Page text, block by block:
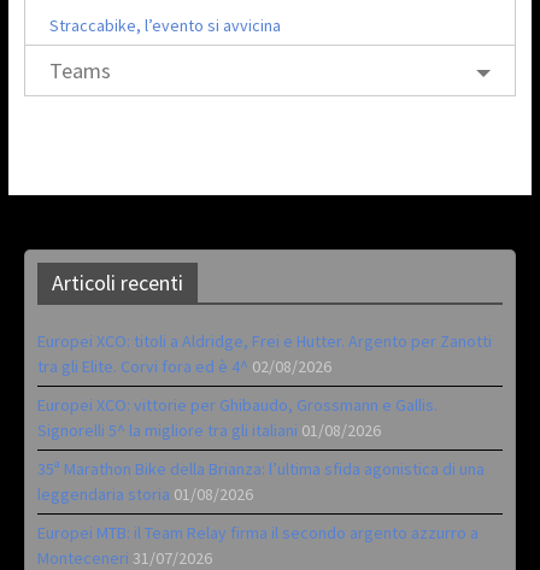
Straccabike, l’evento si avvicina
Teams
Articoli recenti
Europei XCO: titoli a Aldridge, Frei e Hutter. Argento per Zanotti
tra gli Elite. Corvi fora ed è 4^ 02/08/2026
Europei XCO: vittorie per Ghibaudo, Grossmann e Gallis.
Signorelli 5^ la migliore tra gli italiani 01/08/2026
35ª Marathon Bike della Brianza: l’ultima sfida agonistica di una
leggendaria storia 01/08/2026
Europei MTB: il Team Relay firma il secondo argento azzurro a
Monteceneri 31/07/2026